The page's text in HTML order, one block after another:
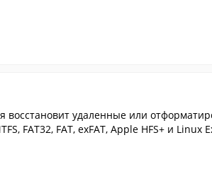
восстановит удаленные или
FAT32, FAT, exFAT, Apple HFS+ и Linux